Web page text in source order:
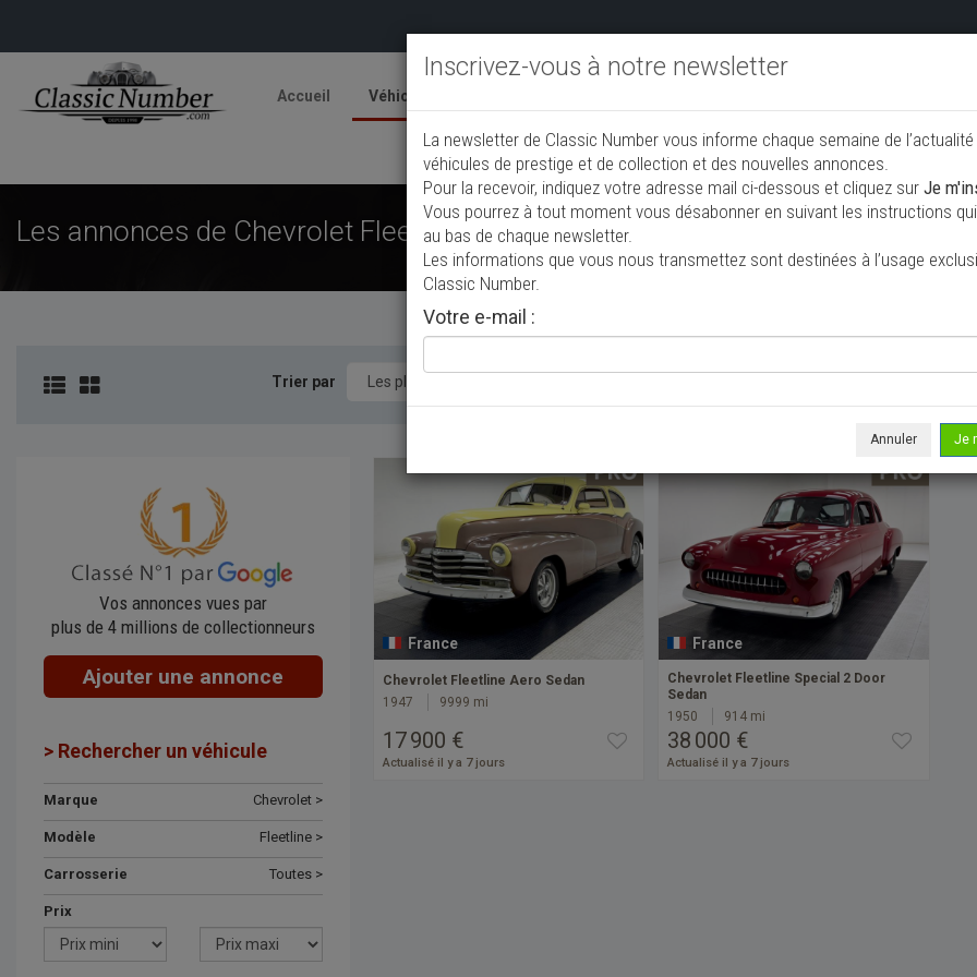
Accueil Véhicules
Ajouter une annonce
Les annonces de Chevrolet Fleetline de collection à vendre
Trier par
Vos annonces vues par
plus de 4 millions de collectionneurs
Ajouter une annonce
> Rechercher un véhicule
Marque Chevrolet >
Modèle Fleetline >
Carrosserie Toutes >
Prix
France
Chevrolet Fleetline Aero Sedan
1947
9999 mi
17 900 €
Actualisé il y a 7 jours
France
Chevrolet Fleetline Special 2 Door
Sedan
1950
914 mi
38 000 €
Actualisé il y a 7 jours
Inscrivez-vous à notre newsletter
La newsletter de Classic Number vous informe chaque semaine de
véhicules de prestige et de collection et des nouvelles annonces.
Pour la recevoir, indiquez votre adresse mail ci-dessous et cliquez sur Je
Vous pourrez à tout moment vous désabonner en suivant les instructions
au bas de chaque newsletter.
Les informations que vous nous transmettez sont destinées à l’usage
Classic Number.
Votre e-mail :
Annuler Je